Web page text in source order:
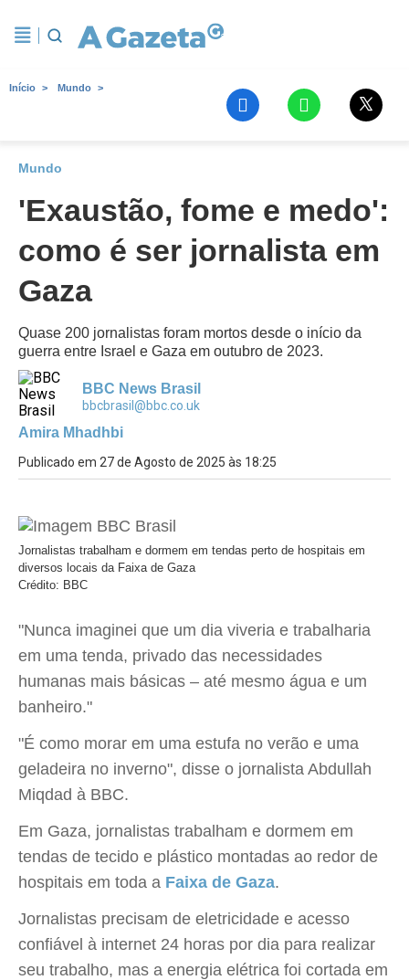
Início Mundo
Mundo
'Exaustão, fome e medo':
como é ser jornalista em
Gaza
Quase 200 jornalistas foram mortos desde o início da
guerra entre Israel e Gaza em outubro de 2023.
BBC News Brasil
bbcbrasil@bbc.co.uk
Amira Mhadhbi
Publicado em 27 de Agosto de 2025 às 18:25
Jornalistas trabalham e dormem em tendas perto de hospitais em
diversos locais da Faixa de Gaza
Crédito: BBC
"Nunca imaginei que um dia viveria e trabalharia
em uma tenda, privado das necessidades
humanas mais básicas – até mesmo água e um
banheiro."
"É como morar em uma estufa no verão e uma
geladeira no inverno", disse o jornalista Abdullah
Miqdad à BBC.
Em Gaza, jornalistas trabalham e dormem em
tendas de tecido e plástico montadas ao redor de
hospitais em toda a Faixa de Gaza.
Jornalistas precisam de eletricidade e acesso
confiável à internet 24 horas por dia para realizar
seu trabalho, mas a energia elétrica foi cortada em